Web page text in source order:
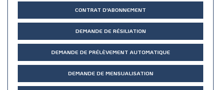
CONTRAT D'ABONNEMENT
DEMANDE DE RÉSILIATION
DEMANDE DE PRÉLÈVEMENT AUTOMATIQUE
DEMANDE DE MENSUALISATION